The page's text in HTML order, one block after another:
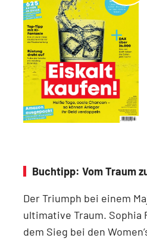
Buchtipp: Vom Traum
Der Triumph bei einem
ultimative Traum. Sophia
dem Sieg bei den